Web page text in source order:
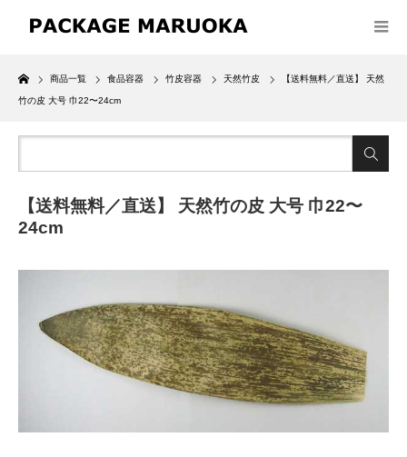
Home
商品一覧 食品容器 竹皮容器 天然竹皮 【送料無料／直送】 天然
竹の皮 大号 巾22〜24cm
【送料無料／直送】 天然竹の皮 大号 巾22〜
24cm